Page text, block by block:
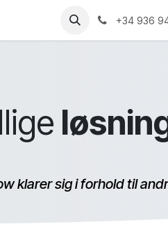
Udforsk ForgeFlow+34 936
klarer sig i forhold til